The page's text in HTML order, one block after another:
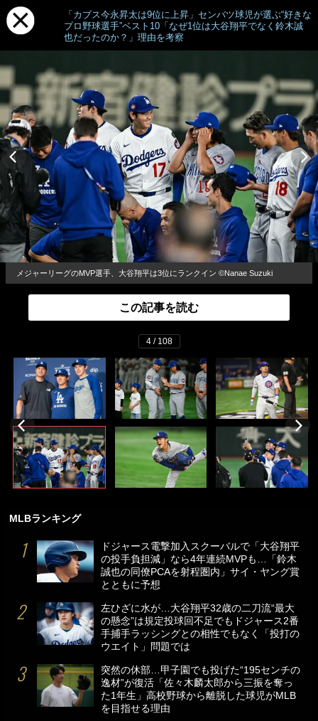
「カブス今永昇太は9位に上昇」センバツ球児が選ぶ“好きな
プロ野球選手”ベスト10「なぜ1位は大谷翔平でなく鈴木誠
也だったのか？」理由を考察
メジャーリーグのMVP選手、大谷翔平は3位にランクイン ©Nanae Suzuki
この記事を読む
4 / 108
MLBランキング
ドジャース電撃加入スクーバルで「大谷翔平
の投手負担減」なら4年連続MVPも…「鈴木
誠也の同僚PCAを射程圏内」サイ・ヤング賞
とともに予想
左ひざに水が…大谷翔平32歳の二刀流“最大
の懸念”は規定投球回不足でもドジャース2番
手捕手ラッシングとの相性でもなく「投打の
ウエイト」問題では
突然の休部…甲子園でも投げた“195センチの
逸材”が復活「佐々木麟太郎から三振を奪っ
た1年生」高校野球から離脱した球児がMLB
を目指せる理由